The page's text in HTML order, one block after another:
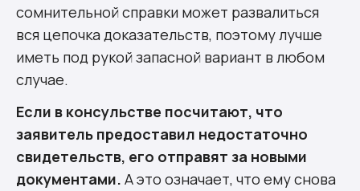
сомнительной справки может развалиться
вся цепочка доказательств, поэтому лучше
иметь под рукой запасной вариант в любом
случае.
Если в консульстве посчитают, что
заявитель предоставил недостаточно
свидетельств, его отправят за новыми
документами. А это означает, что ему снова